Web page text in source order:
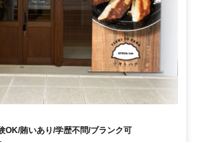
OK/賄いあり/学歴不問/ブランク可